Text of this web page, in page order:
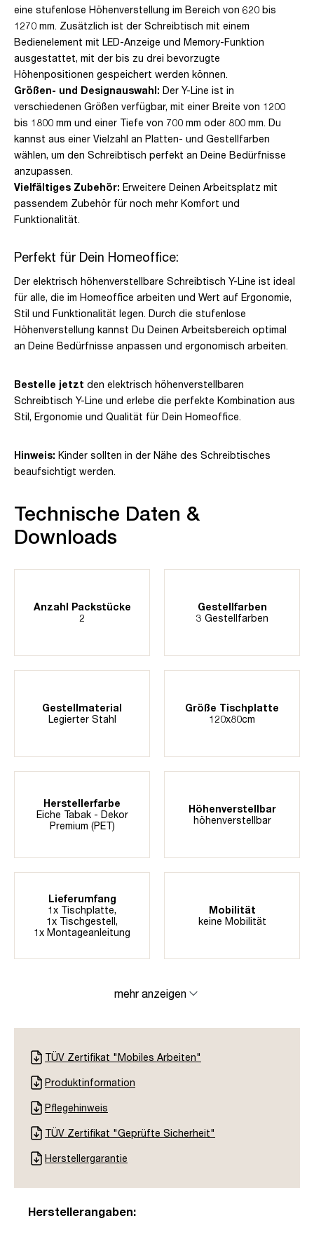
eine stufenlose Höhenverstellung im Bereich von 620 bis
1270 mm. Zusätzlich ist der Schreibtisch mit einem
Bedienelement mit LED-Anzeige und Memory-Funktion
ausgestattet, mit der bis zu drei bevorzugte
Höhenpositionen gespeichert werden können.
Größen- und Designauswahl: Der Y-Line ist in
verschiedenen Größen verfügbar, mit einer Breite von 1200
bis 1800 mm und einer Tiefe von 700 mm oder 800 mm. Du
kannst aus einer Vielzahl an Platten- und Gestellfarben
wählen, um den Schreibtisch perfekt an Deine Bedürfnisse
anzupassen.
Vielfältiges Zubehör: Erweitere Deinen Arbeitsplatz mit
passendem Zubehör für noch mehr Komfort und
Funktionalität.
Perfekt für Dein Homeoffice:
Der elektrisch höhenverstellbare Schreibtisch Y-Line ist ideal
für alle, die im Homeoffice arbeiten und Wert auf Ergonomie,
Stil und Funktionalität legen. Durch die stufenlose
Höhenverstellung kannst Du Deinen Arbeitsbereich optimal
an Deine Bedürfnisse anpassen und ergonomisch arbeiten.
Bestelle jetzt den elektrisch höhenverstellbaren
Schreibtisch Y-Line und erlebe die perfekte Kombination aus
Stil, Ergonomie und Qualität für Dein Homeoffice.
Hinweis: Kinder sollten in der Nähe des Schreibtisches
beaufsichtigt werden.
Technische Daten &
Downloads
Anzahl Packstücke
2
Gestellfarben
3 Gestellfarben
Gestellmaterial
Legierter Stahl
Größe Tischplatte
120x80cm
Herstellerfarbe
Eiche Tabak - Dekor
Premium (PET)
Höhenverstellbar
höhenverstellbar
Lieferumfang
1x Tischplatte,
1x Tischgestell,
1x Montageanleitung
Mobilität
keine Mobilität
mehr anzeigen
TÜV Zertifikat "Mobiles Arbeiten"
Produktinformation
Pflegehinweis
TÜV Zertifikat "Geprüfte Sicherheit"
Herstellergarantie
Herstellerangaben: